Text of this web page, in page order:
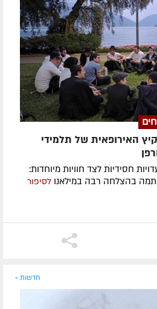
האירופאית של תלמידי
חסידיות לצד חוויות מיוחדות:
בהצלחה רבה במילאנו לסיפור
חדשות »